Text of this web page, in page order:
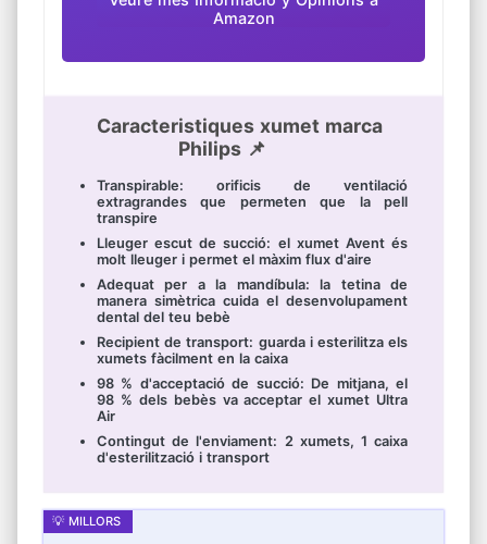
Amazon
Caracteristiques xumet marca
Philips 📌
Transpirable: orificis de ventilació
extragrandes que permeten que la pell
transpire
Lleuger escut de succió: el xumet Avent és
molt lleuger i permet el màxim flux d'aire
Adequat per a la mandíbula: la tetina de
manera simètrica cuida el desenvolupament
dental del teu bebè
Recipient de transport: guarda i esterilitza els
xumets fàcilment en la caixa
98 % d'acceptació de succió: De mitjana, el
98 % dels bebès va acceptar el xumet Ultra
Air
Contingut de l'enviament: 2 xumets, 1 caixa
d'esterilització i transport